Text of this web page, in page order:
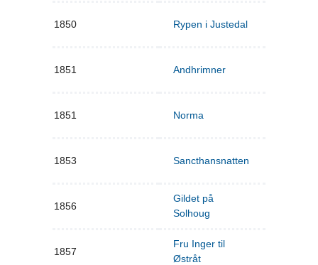
1850 Rypen i Justedal
1851 Andhrimner
1851 Norma
1853 Sancthansnatten
1856
Gildet på
Solhoug
1857
Fru Inger til
Østråt